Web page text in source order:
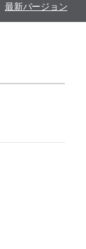
最新バージョン